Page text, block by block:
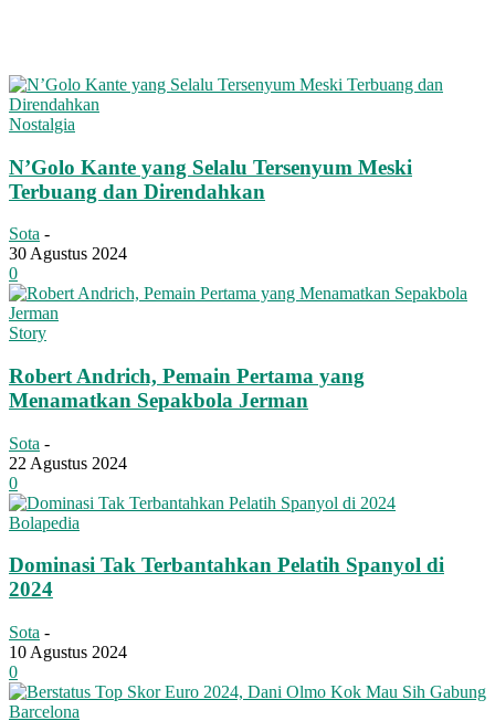
Nostalgia
N’Golo Kante yang Selalu Tersenyum Meski
Terbuang dan Direndahkan
Sota -
30 Agustus 2024
0
Story
Robert Andrich, Pemain Pertama yang
Menamatkan Sepakbola Jerman
Sota -
22 Agustus 2024
0
Bolapedia
Dominasi Tak Terbantahkan Pelatih Spanyol di
2024
Sota -
10 Agustus 2024
0